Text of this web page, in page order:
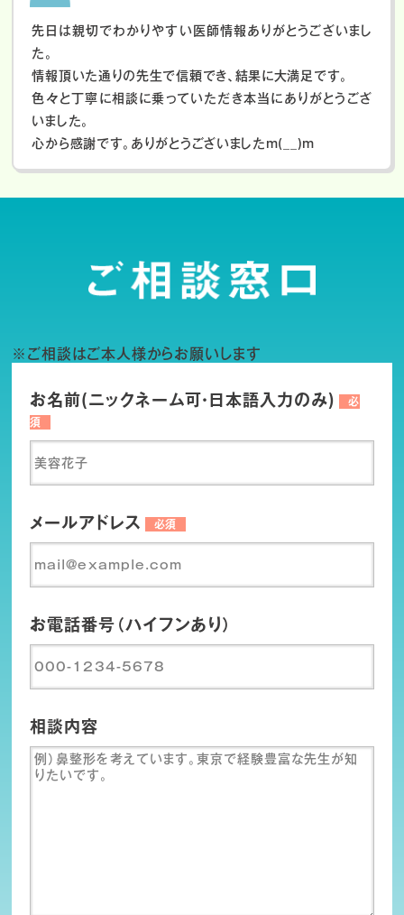
先日は親切でわかりやすい医師情報ありがとうございまし
た。
情報頂いた通りの先生で信頼でき、結果に大満足です。
色々と丁寧に相談に乗っていただき本当にありがとうござ
いました。
心から感謝です。ありがとうございましたm(__)m
※ご相談はご本人様からお願いします
お名前(ニックネーム可・日本語入力のみ)
必
須
メールアドレス 必須
お電話番号（ハイフンあり）
相談内容